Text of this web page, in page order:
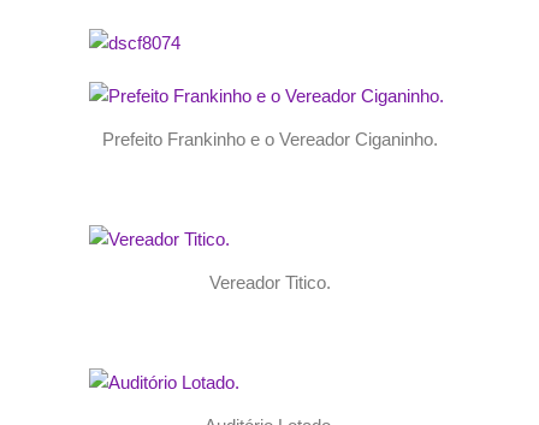
Prefeito Frankinho e o Vereador Ciganinho.
Vereador Titico.